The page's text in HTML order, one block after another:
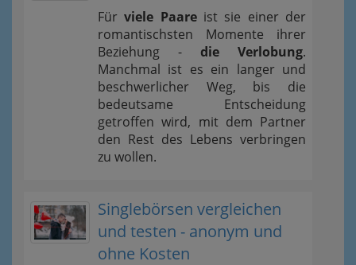
Fürviele Paareist sie einer der
romantischsten Momente ihrer
Beziehung - die Verlobung.
Manchmal ist es ein langer und
beschwerlicher Weg, bis die
bedeutsame Entscheidung
getroffen wird, mit dem Partner
den Rest des Lebens verbringen
zu wollen.
Singlebörsen vergleichen
und testen - anonym und
ohne Kosten